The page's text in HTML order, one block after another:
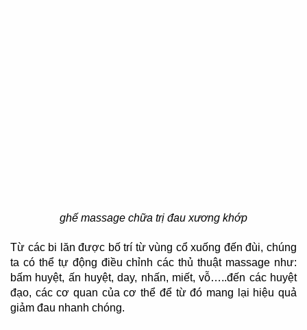
ghế massage chữa trị đau xương khớp
Từ các bi lăn được bố trí từ vùng cổ xuống đến đùi, chúng
ta có thể tự động điều chỉnh các thủ thuật massage như:
bấm huyệt, ấn huyệt, day, nhấn, miết, vỗ…..đến các huyệt
đạo, các cơ quan của cơ thể để từ đó mang lại hiệu quả
giảm đau nhanh chóng.